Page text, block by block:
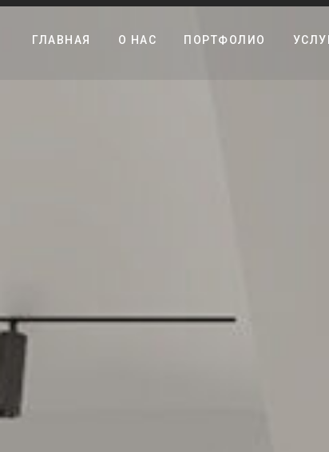
ГЛАВНАЯ О НАС ПОРТФОЛИО